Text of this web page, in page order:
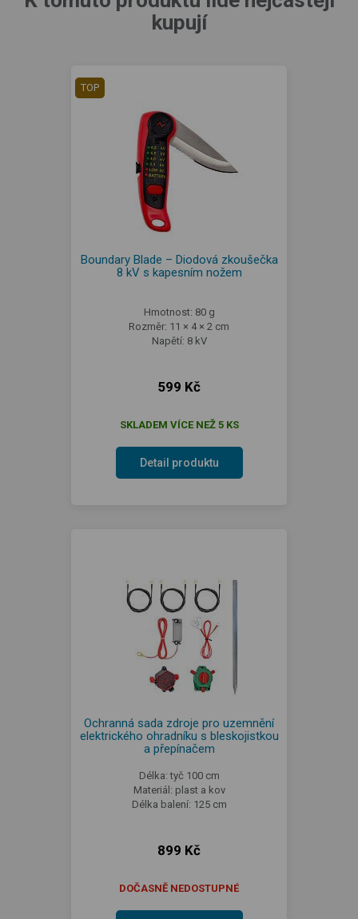
kupují
TOP
Boundary Blade – Diodová zkoušečka
8 kV s kapesním nožem
Hmotnost: 80 g
Rozměr: 11 × 4 × 2 cm
Napětí: 8 kV
599 Kč
SKLADEM VÍCE NEŽ 5 KS
Detail produktu
Ochranná sada zdroje pro uzemnění
elektrického ohradníku s bleskojistkou
a přepínačem
Délka: tyč 100 cm
Materiál: plast a kov
Délka balení: 125 cm
899 Kč
DOČASNĚ NEDOSTUPNÉ